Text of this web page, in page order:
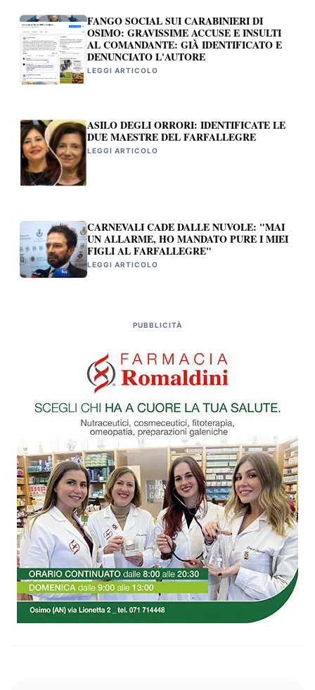
FANGO SOCIAL SUI CARABINIERI DI
OSIMO: GRAVISSIME ACCUSE E INSULTI
AL COMANDANTE: GIÀ IDENTIFICATO E
DENUNCIATO L'AUTORE
LEGGI ARTICOLO
ASILO DEGLI ORRORI: IDENTIFICATE LE
DUE MAESTRE DEL FARFALLEGRE
LEGGI ARTICOLO
CARNEVALI CADE DALLE NUVOLE: "MAI
UN ALLARME, HO MANDATO PURE I MIEI
FIGLI AL FARFALLEGRE"
LEGGI ARTICOLO
PUBBLICITÀ